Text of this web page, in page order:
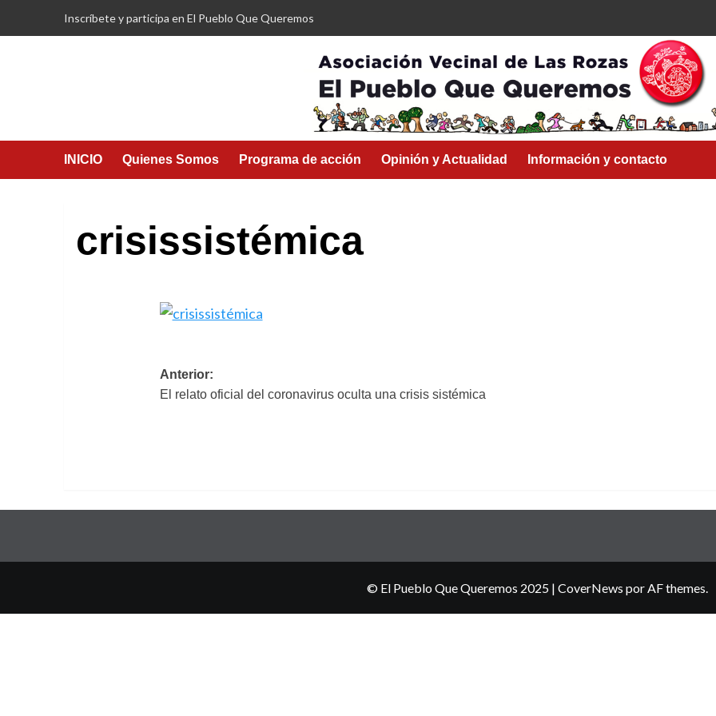
Inscríbete y participa en El Pueblo Que Queremos
INICIO Quienes Somos Programa de acción Opinión y Actualidad Información y contacto
crisissistémica
Navegación
de
Anterior:
El relato oficial del coronavirus oculta una crisis sistémica
© El Pueblo Que Queremos 2025 | CoverNews por AF themes.